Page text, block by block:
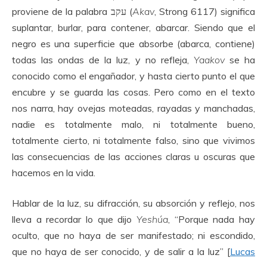
proviene de la palabra עקב (Akav, Strong 6117) significa
suplantar, burlar, para contener, abarcar. Siendo que el
negro es una superficie que absorbe (abarca, contiene)
todas las ondas de la luz, y no refleja, Yaakovse ha
conocido como el engañador, y hasta cierto punto el que
encubre y se guarda las cosas. Pero como en el texto
nos narra, hay ovejas moteadas, rayadas y manchadas,
nadie es totalmente malo, ni totalmente bueno,
totalmente cierto, ni totalmente falso, sino que vivimos
las consecuencias de las acciones claras u oscuras que
hacemos en la vida.
Hablar de la luz, su difracción, su absorción y reflejo, nos
lleva a recordar lo que dijo Yeshúa, “Porque nada hay
oculto, que no haya de ser manifestado; ni escondido,
que no haya de ser conocido, y de salir a la luz” [Lucas